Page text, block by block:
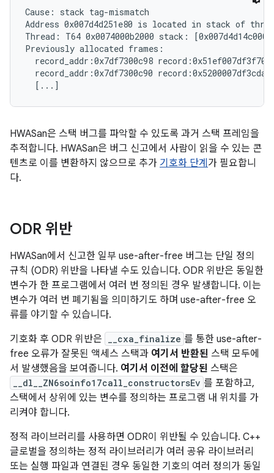
Cause: stack tag-mismatch
Address 0x007d4d251e80 is located in stack of
Thread: T64 0x0074000b2000 stack:
Previously allocated frames:
record_addr:0x7df7300c98
record_addr:0x7df7300c90
HWASan은 스택 버그를 파악할 수 있도록 과거 스택 프레임을
추적합니다. HWASan은 버그 신고에서 사람이 읽을 수 있는 콘
텐츠로 이를 변환하지 않으므로 추가 기호화 단계 가 필요합니
다.
ODR 위반
HWASan에서 신고한 일부 use-after-free 버그는 단일 정의
규칙 (ODR) 위반을 나타낼 수도 있습니다. ODR 위반은 동일한
변수가 한 프로그램에서 여러 번 정의된 경우 발생합니다. 이는
변수가 여러 번 폐기됨을 의미하기도 하며 use-after-free 오
류를 야기할 수 있습니다.
기호화 후 ODR 위반은
__cxa_finalize 를 통한 use-after-
free 오류가 잘못된 액세스 스택과 여기서 반환된 스택 모두에
서 발생했음을 보여줍니다. 여기서 이전에 할당된 스택은
__dl__ZN6soinfo17call_constructorsEv 를 포함하고,
스택에서 상위에 있는 변수를 정의하는 프로그램 내 위치를 가
리켜야 합니다.
정적 라이브러리를 사용하면 ODR이 위반될 수 있습니다. C++
글로벌을 정의하는 정적 라이브러리가 여러 공유 라이브러리
또는 실행 파일과 연결된 경우 동일한 기호의 여러 정의가 동일